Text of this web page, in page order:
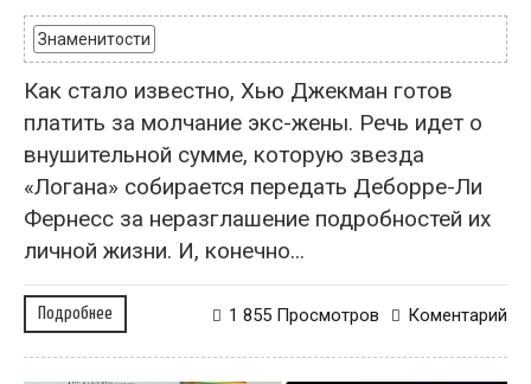
Знаменитости
Как стало известно, Хью Джекман готов
платить за молчание экс-жены. Речь идет о
внушительной сумме, которую звезда
«Логана» собирается передать Деборре-Ли
Фернесс за неразглашение подробностей их
личной жизни. И, конечно...
Подробнее Коментарий
1 855 Просмотров